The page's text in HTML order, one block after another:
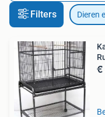
Filters Dieren
€